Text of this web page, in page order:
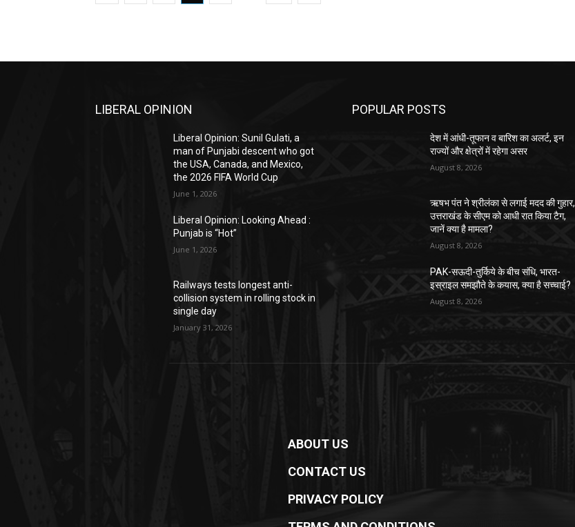
LIBERAL OPINION
Liberal Opinion: Sunil Gulati, a
man of Punjabi descent who got
the USA, Canada, and Mexico,
the 2026 FIFA World Cup
June 1, 2026
Liberal Opinion: Looking Ahead :
Punjab is “Hot”
June 1, 2026
Railways tests longest anti-
collision system in rolling stock in
single day
January 31, 2026
POPULAR POSTS
देश में आंधी-तूफान व बारिश का अलर्ट, इन
राज्यों और क्षेत्रों में रहेगा असर
August 8, 2026
ऋषभ पंत ने श्रीलंका से लगाई मदद की गुहार,
उत्तराखंड के सीएम को आधी रात किया टैग,
जानें क्या है मामला?
August 8, 2026
PAK-सऊदी-तुर्किये के बीच संधि, भारत-
इस्राइल समझौते के कयास, क्या है सच्चाई?
August 8, 2026
ABOUT US
CONTACT US
PRIVACY POLICY